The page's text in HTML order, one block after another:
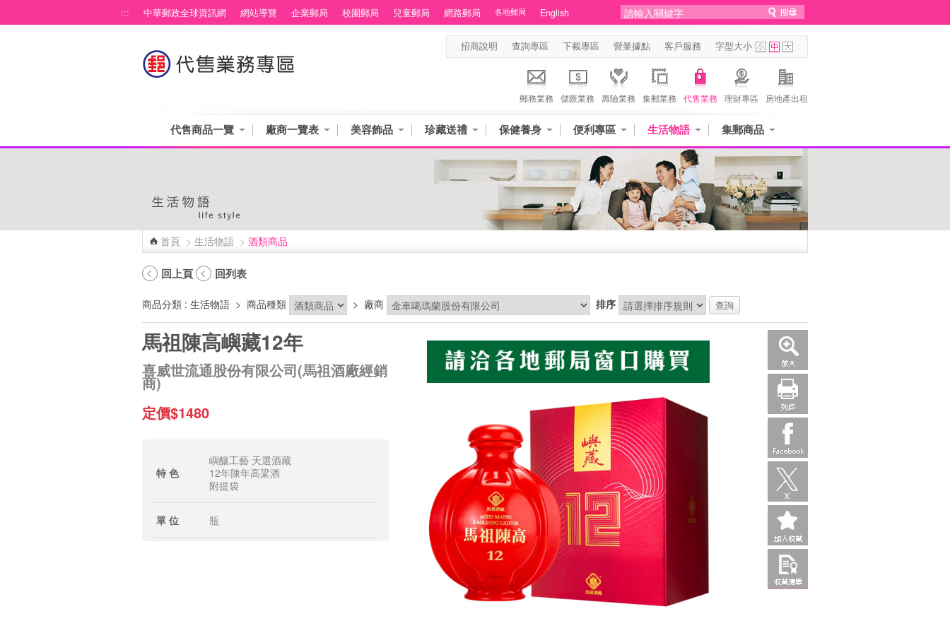
::: 中華郵政全球資訊網 網站導覽 企業郵局 校園郵局 兒童郵局 網路郵局 各地郵局 English
招商說明 查詢專區 下載專區 營業據點 客戶服務 字型大小
郵務業務 儲匯業務 壽險業務 集郵業務 代售業務 理財專區 房地產出租
代售商品一覽 廠商一覽表 美容飾品 珍藏送禮 保健養身 便利專區 生活物語 集郵商品
首頁 > 生活物語 > 酒類商品
回上頁 回列表
商品分類 : 生活物語 > 商品種類 > 廠商 排序
馬祖陳高嶼藏12年
喜威世流通股份有限公司(馬祖酒廠經銷
商)
定價$1480
特 色
嶼釀工藝 天選酒藏
12年陳年高粱酒
附提袋
單 位 瓶